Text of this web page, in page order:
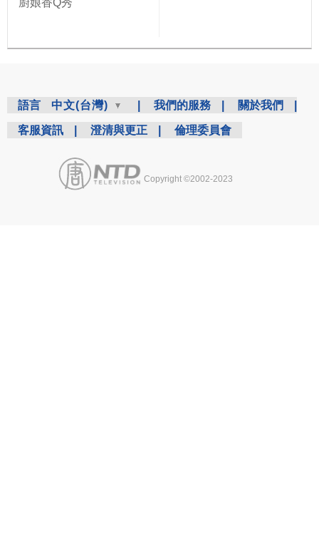
廚娘香Q秀
語言 中文(台灣) 我們的服務 關於我們
客服資訊 澄清與更正 倫理委員會
Copyright ©2002-2023